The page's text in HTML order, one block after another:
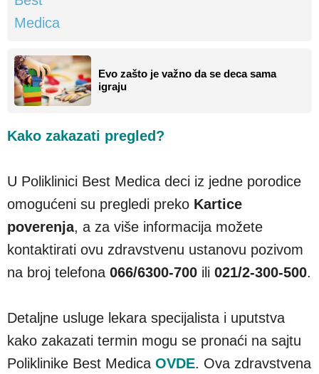
Evo zašto je važno da se deca sama
igraju
Kako zakazati pregled?
U Poliklinici Best Medica deci iz jedne porodice
omogućeni su pregledi preko Kartice
poverenja, a za više informacija možete
kontaktirati ovu zdravstvenu ustanovu pozivom
na broj telefona 066/6300-700 ili 021/2-300-500.
Detaljne usluge lekara specijalista i uputstva
kako zakazati termin mogu se pronaći na sajtu
Poliklinike Best Medica OVDE. Ova zdravstvena